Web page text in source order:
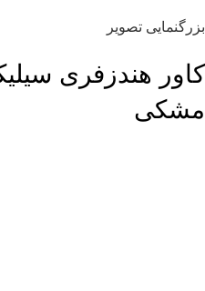
بزرگنمایی تصویر
مشکی